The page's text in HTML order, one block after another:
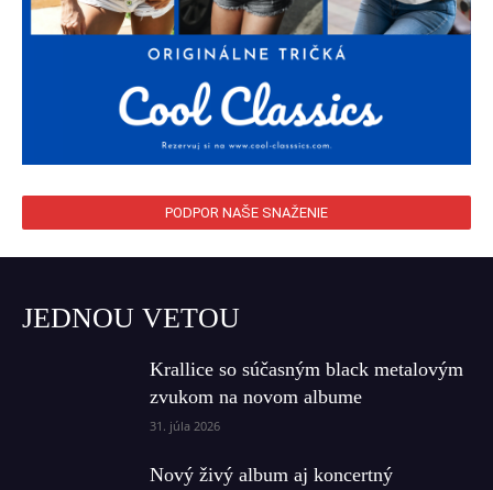
PODPOR NAŠE SNAŽENIE
JEDNOU VETOU
Krallice so súčasným black metalovým
zvukom na novom albume
31. júla 2026
Nový živý album aj koncertný